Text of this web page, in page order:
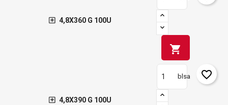
4,8X360 G 100U
shopping_cart
4,8X390 G 100U
blsa favorite_border